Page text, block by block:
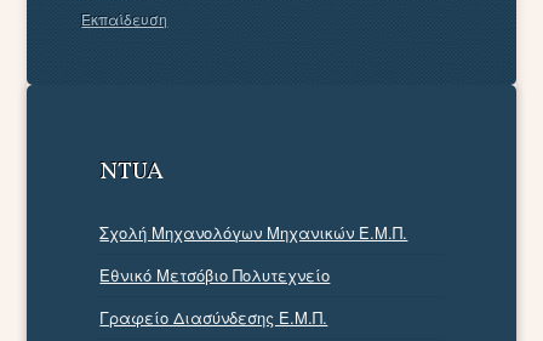
Εκπαίδευση
NTUA
Σχολή Μηχανολόγων Μηχανικών Ε.Μ.Π.
Εθνικό Μετσόβιο Πολυτεχνείο
Γραφείο Διασύνδεσης Ε.Μ.Π.